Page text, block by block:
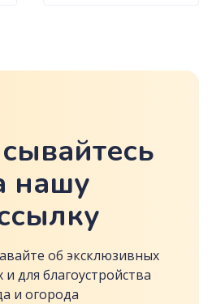
нашу
об эксклюзивных
для благоустройства
и огорода